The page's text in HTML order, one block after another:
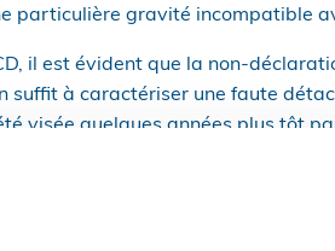
particulière gravité incompatible
il est évident que la non-
suffit à caractériser une faute
visée quelques années plus tôt